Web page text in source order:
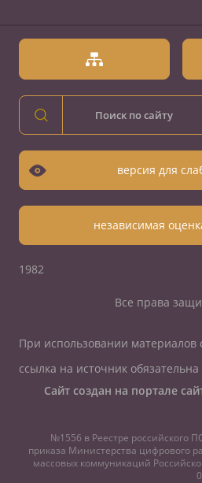
версия для
независимая
1982
Все права
При использовании материалов
ссылка на источник обязательна
Сайт создан на портале
№1556 в Реестре российского
приказа Министерства цифрового
массовых коммуникаций